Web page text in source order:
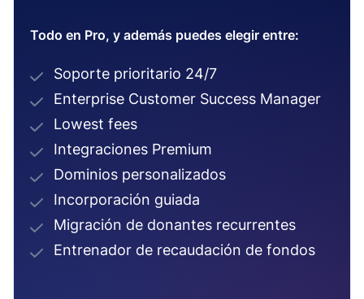
Todo en Pro, y además puedes elegir entre:
Soporte prioritario 24/7
Enterprise Customer Success Manager
Lowest fees
Integraciones Premium
Dominios personalizados
Incorporación guiada
Migración de donantes recurrentes
Entrenador de recaudación de fondos